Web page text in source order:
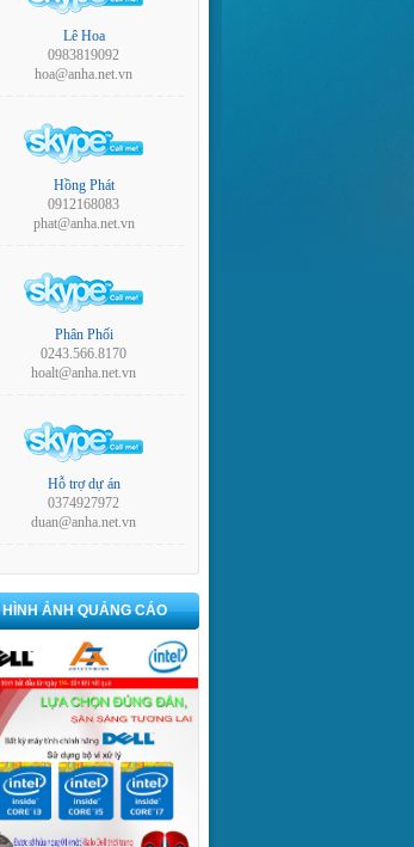
Lê Hoa
0983819092
hoa@anha.net.vn
Hồng Phát
0912168083
phat@anha.net.vn
Phân Phối
0243.566.8170
hoalt@anha.net.vn
Hỗ trợ dự án
0374927972
duan@anha.net.vn
HÌNH ẢNH QUẢNG CÁO